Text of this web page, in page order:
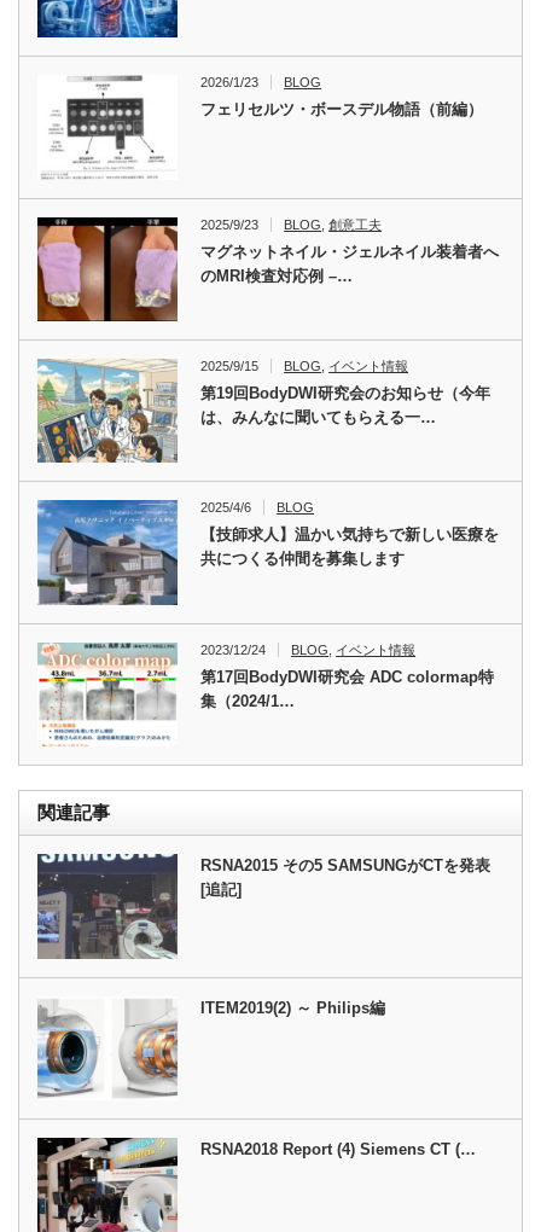
2026/1/23 BLOG
フェリセルツ・ボースデル物語（前編）
2025/9/23 BLOG ,創意工夫
マグネットネイル・ジェルネイル装着者へ
のMRI検査対応例 –…
2025/9/15 BLOG イベント情報
第19回BodyDWI研究会のお知らせ（今年
は、みんなに聞いてもらえる一…
2025/4/6 BLOG
【技師求人】温かい気持ちで新しい医療を
共につくる仲間を募集します
2023/12/24 BLOG イベント情報
第17回BodyDWI研究会 ADC colormap特
集（2024/1…
関連記事
RSNA2015 その5 SAMSUNGがCTを発表
[追記]
ITEM2019(2) ～ Philips編
RSNA2018 Report (4) Siemens CT (…